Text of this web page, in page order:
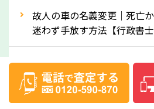
なら廃車の車も適正価格で買取
拒否となった車も価格がつく可
ずに愛知県の「ソコカラ」に
でも高価買取が可能なケース
はWebで簡単にできる無料査
実際の買取実績を、車のメー
故人の車の名義変更｜死亡
迷わず手放す方法【行政書士
ハリアー買取相場【’26年8
叩かれずに輸出で高く売る